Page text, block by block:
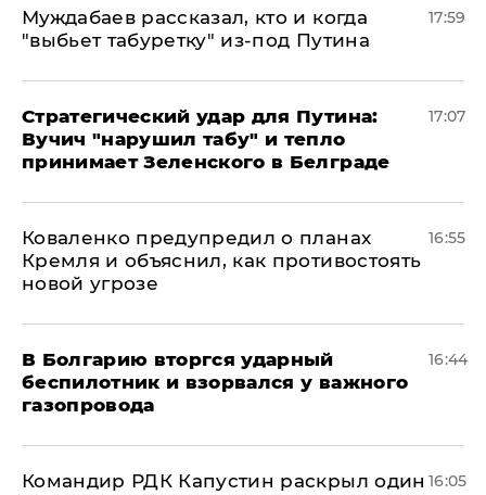
Муждабаев рассказал, кто и когда
"выбьет табуретку" из-под Путина
17:59
Стратегический удар для Путина:
Вучич "нарушил табу" и тепло
принимает Зеленского в Белграде
17:07
Коваленко предупредил о планах
Кремля и объяснил, как противостоять
новой угрозе
16:55
В Болгарию вторгся ударный
беспилотник и взорвался у важного
газопровода
16:44
Командир РДК Капустин раскрыл один 16:05